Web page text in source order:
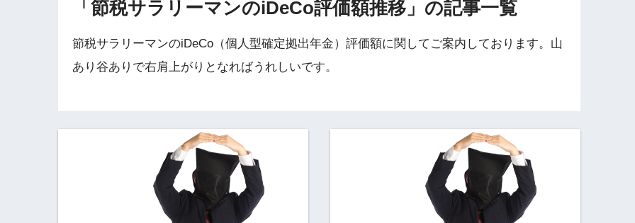
「節税サラリーマンのiDeCo評価額推移」の記事一覧
節税サラリーマンのiDeCo（個人型確定拠出年金）評価額に関してご案内しております。山
あり谷ありで右肩上がりとなればうれしいです。